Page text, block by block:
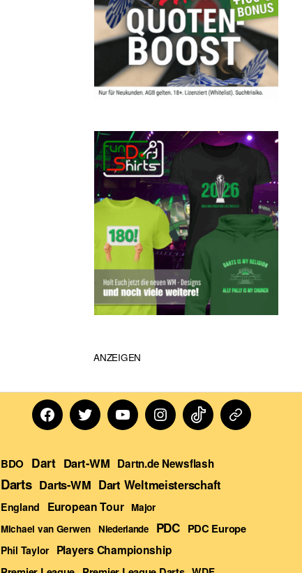
ANZEIGEN
FacebookTwitterYoutubeInstagramTikTokDartn
BDO Dart Dart-WM Dartn.de Newsflash
Darts Darts-WM Dart Weltmeisterschaft
England European Tour Major
Michael van Gerwen Niederlande PDC PDC Europe
Phil Taylor Players Championship